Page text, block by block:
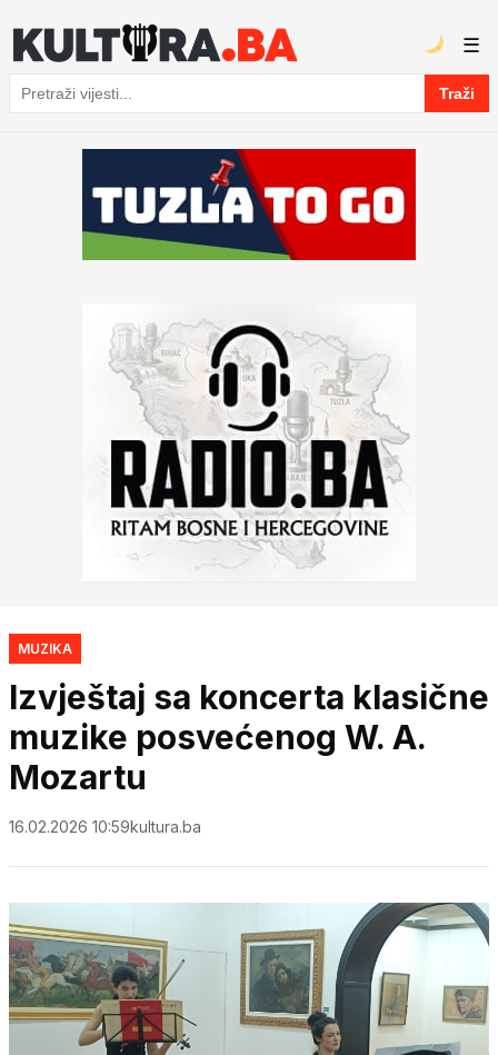
Pretraga
Traži
☰
MUZIKA
Izvještaj sa koncerta klasične
muzike posvećenog W. A.
Mozartu
16.02.2026 10:59kultura.ba